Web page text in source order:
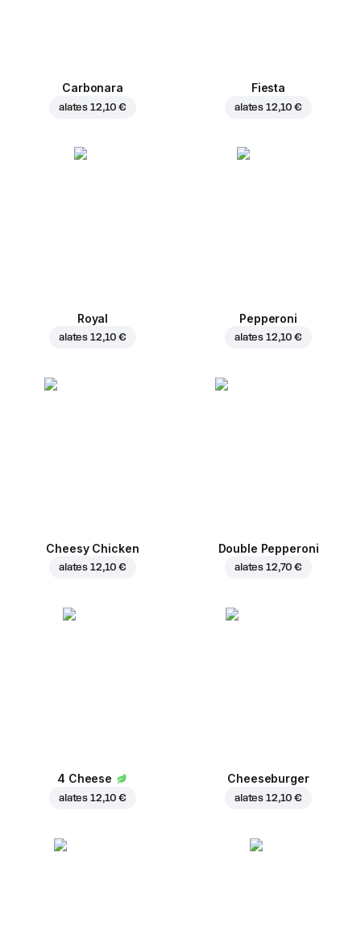
Carbonara
alates 12,10 €
Fiesta
alates 12,10 €
Royal
alates 12,10 €
Pepperoni
alates 12,10 €
Cheesy Chicken
alates 12,10 €
Double Pepperoni
alates 12,70 €
4 Cheese
alates 12,10 €
Cheeseburger
alates 12,10 €